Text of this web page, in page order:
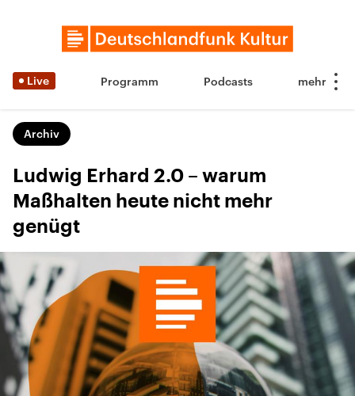
Live Programm Podcasts
Archiv
Ludwig Erhard 2.0 – warum
Maßhalten heute nicht mehr
genügt